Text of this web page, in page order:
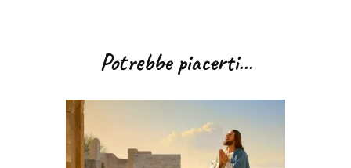
articoliPotrebbe piacerti...